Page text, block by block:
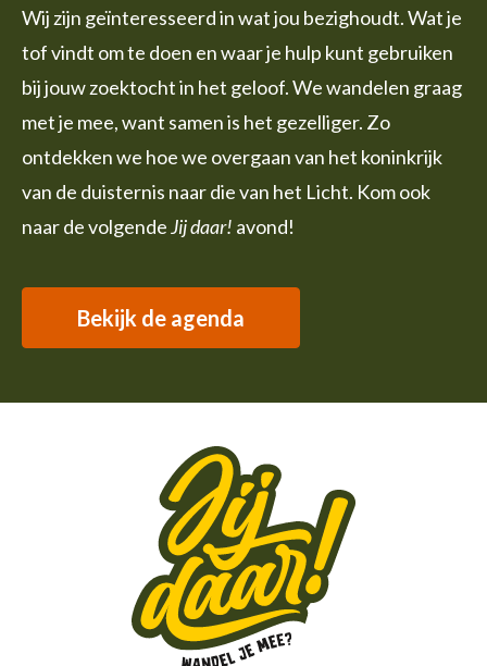
Wij zijn geïnteresseerd in wat jou bezighoudt. Wat je
tof vindt om te doen en waar je hulp kunt gebruiken
bij jouw zoektocht in het geloof. We wandelen graag
met je mee, want samen is het gezelliger. Zo
ontdekken we hoe we overgaan van het koninkrijk
van de duisternis naar die van het Licht. Kom ook
naar de volgendeJij daar! avond!
Bekijk de agenda